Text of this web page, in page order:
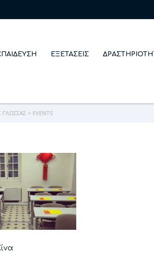
ΕΞΕΤΆΣΕΙΣ
> EVENTS